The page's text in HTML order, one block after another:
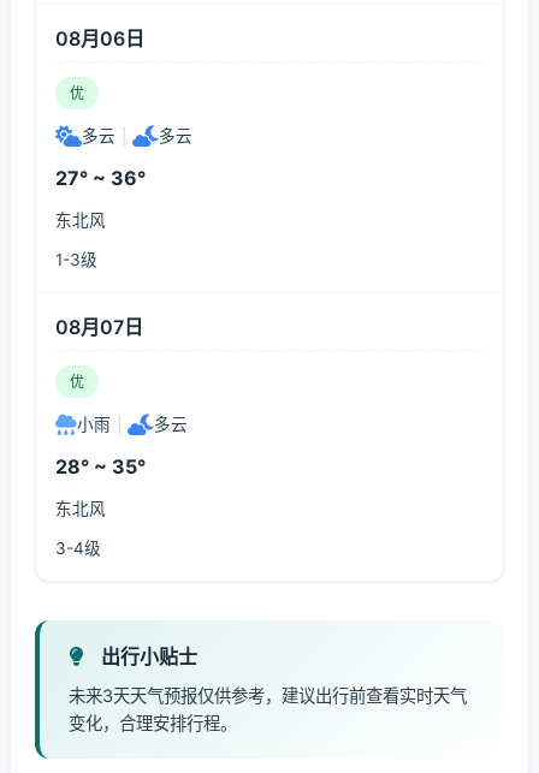
08月06日
优
多云 多云
27° ~ 36°
东北风
1-3级
08月07日
优
小雨 多云
28° ~ 35°
东北风
3-4级
出行小贴士
未来3天天气预报仅供参考，建议出行前查看实时天气
变化，合理安排行程。